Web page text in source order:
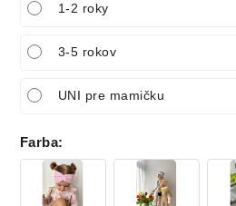
1-2 roky
3-5 rokov
UNI pre mamičku
Farba: